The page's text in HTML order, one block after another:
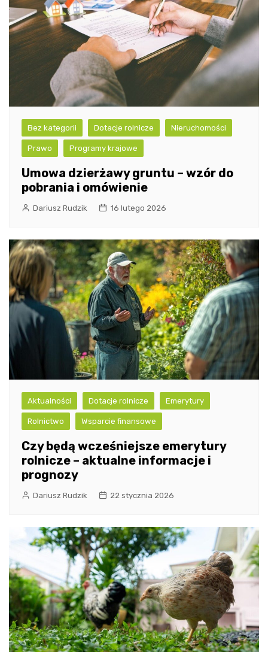
Bez kategorii Dotacje rolnicze Nieruchomości
Prawo Programy krajowe
Umowa dzierżawy gruntu – wzór do
pobrania i omówienie
Dariusz Rudzik 16 lutego 2026
Aktualności Dotacje rolnicze Emerytury
Rolnictwo Wsparcie finansowe
Czy będą wcześniejsze emerytury
rolnicze – aktualne informacje i
prognozy
Dariusz Rudzik 22 stycznia 2026